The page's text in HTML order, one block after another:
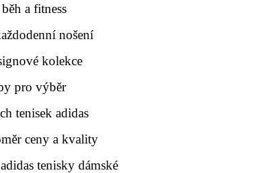
a fitness
nošení
kolekce
pro výběr
tenisek adidas
ceny a kvality
tenisky dámské